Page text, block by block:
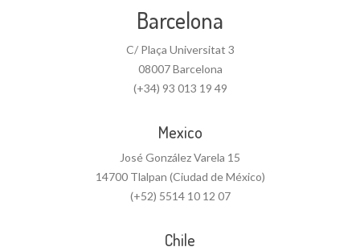
Barcelona
C/ Plaça Universitat 3
08007 Barcelona
(+34) 93 013 19 49
Mexico
José González Varela 15
14700 Tlalpan (Ciudad de México)
(+52) 5514 10 12 07
Chile